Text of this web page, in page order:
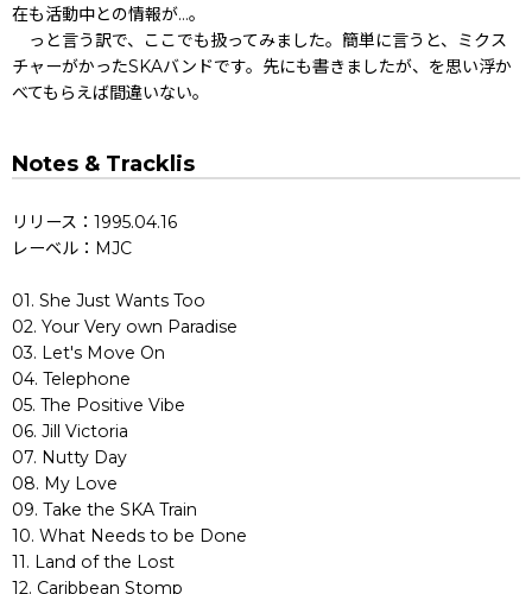
在も活動中との情報が...。
っと言う訳で、ここでも扱ってみました。簡単に言うと、ミクス
チャーがかったSKAバンドです。先にも書きましたが、を思い浮か
べてもらえば間違いない。
Notes & Tracklis
リリース：1995.04.16
レーベル：MJC
01. She Just Wants Too
02. Your Very own Paradise
03. Let's Move On
04. Telephone
05. The Positive Vibe
06. Jill Victoria
07. Nutty Day
08. My Love
09. Take the SKA Train
10. What Needs to be Done
11. Land of the Lost
12. Caribbean Stomp